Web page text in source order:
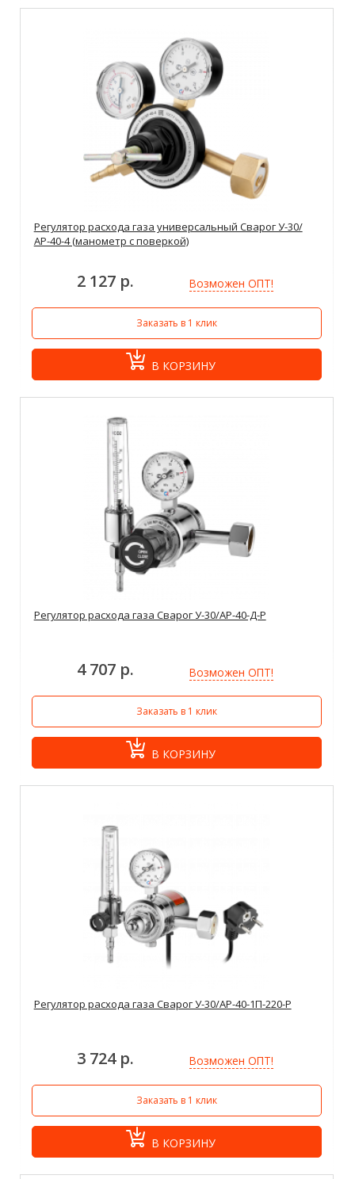
Регулятор расхода газа универсальный Сварог У-30/
АР-40-4 (манометр с поверкой)
2 127 р. Возможен ОПТ!
Заказать в 1 клик
В КОРЗИНУ
Регулятор расхода газа Сварог У-30/АР-40-Д-Р
4 707 р. Возможен ОПТ!
Заказать в 1 клик
В КОРЗИНУ
Регулятор расхода газа Сварог У-30/АР-40-1П-220-Р
3 724 р. Возможен ОПТ!
Заказать в 1 клик
В КОРЗИНУ